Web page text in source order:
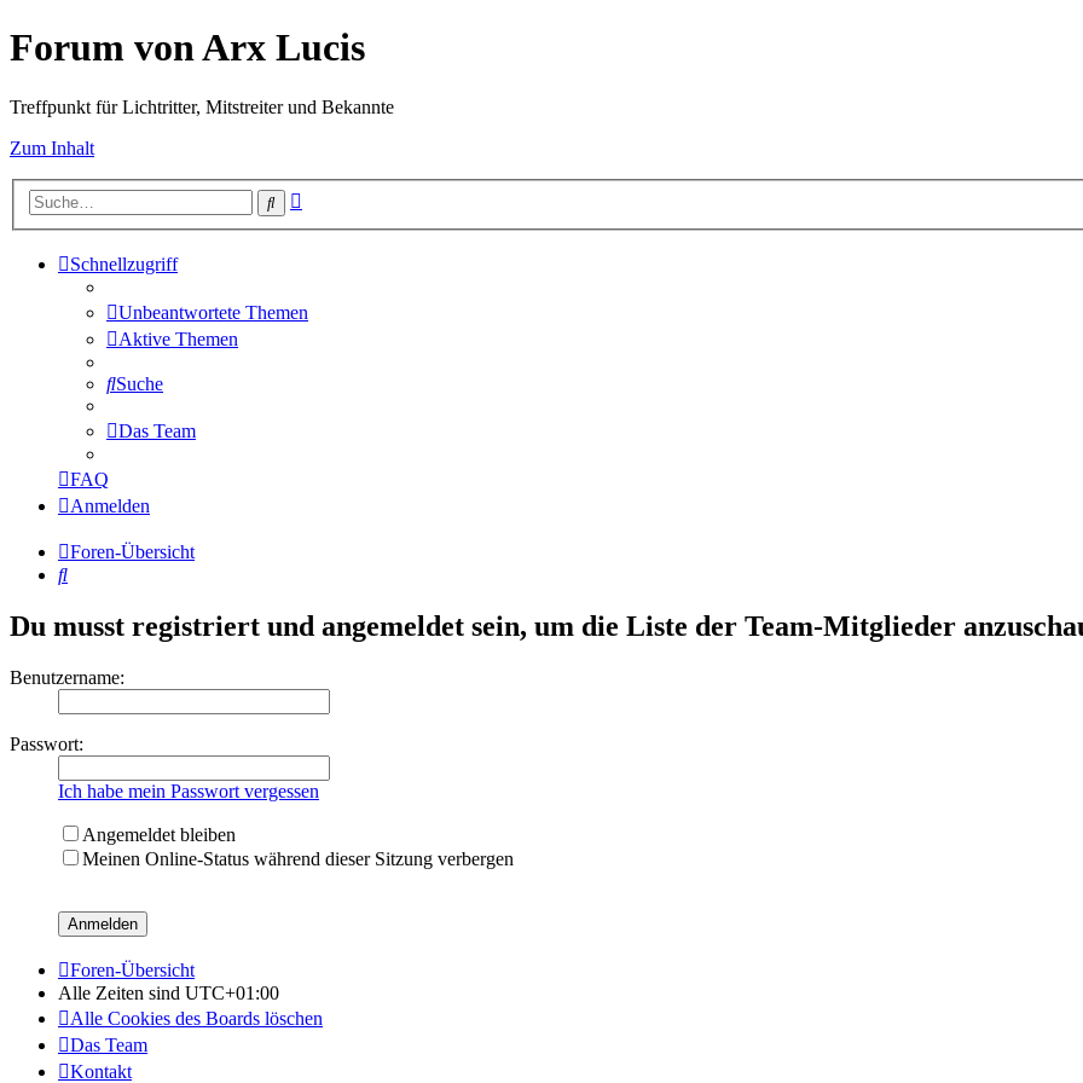
Forum von Arx Lucis
Treffpunkt für Lichtritter, Mitstreiter und Bekannte
Zum Inhalt
Suche
Schnellzugriff
Unbeantwortete Themen
Aktive Themen
Suche
Das Team
FAQ
Anmelden
Foren-Übersicht
Suche
Du musst registriert und angemeldet sein, um die Liste der Team-Mitglieder
Benutzername:
Passwort:
Ich habe mein Passwort vergessen
Angemeldet bleiben
Meinen Online-Status während dieser Sitzung verbergen
Foren-Übersicht
Alle Zeiten sind UTC+01:00
Alle Cookies des Boards löschen
Das Team
Kontakt